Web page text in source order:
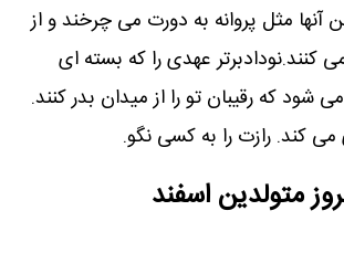
آنها مثل پروانه به دورت می چرخند و از
کنند.نودادبرتر عهدی را که بسته ای
شود که رقیبان تو را از میدان بدر کنند.
می کند. رازت را به کسی نگو.
متولدین‌ اسفند